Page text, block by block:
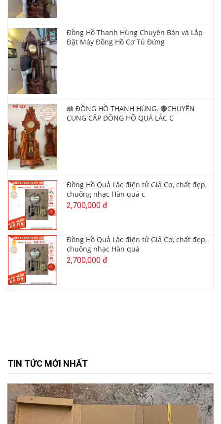
Đồng Hồ Thanh Hùng Chuyên Bán và Lắp
Đặt Máy Đồng Hồ Cơ Tủ Đứng
🎎 ĐỒNG HỒ THANH HÙNG. 🔴CHUYÊN
CUNG CẤP ĐỒNG HỒ QUẢ LẮC C
Đồng Hồ Quả Lắc điện tử Giả Cơ, chất đẹp,
chuông nhạc Hàn quá c
2,700,000 đ
Đồng Hồ Quả Lắc điện tử Giả Cơ, chất đẹp,
chuông nhạc Hàn quá
2,700,000 đ
TIN TỨC MỚI NHẤT